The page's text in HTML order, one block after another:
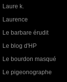
Laure k.
Laurence
Le barbare érudit
Le blog d'HP
Le bourdon masqué
Le pigeonographe